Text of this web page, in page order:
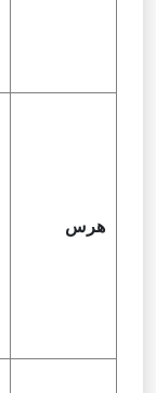
هرس